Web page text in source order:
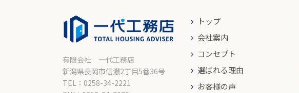
有限会社 一代工務店
新潟県長岡市信濃2丁目5番36号
TEL：0258-34-2221
トップ
会社案内
コンセプト
選ばれる理由
お客様の声